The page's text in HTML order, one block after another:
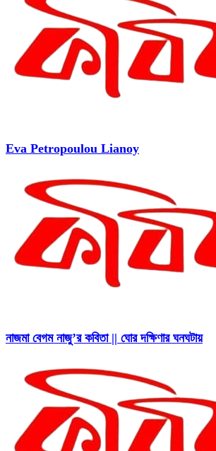
Eva Petropoulou Lianoy
নাজমা বেগম নাজু’র কবিতা || ঘোর দক্ষিণার ঘনঘটায়